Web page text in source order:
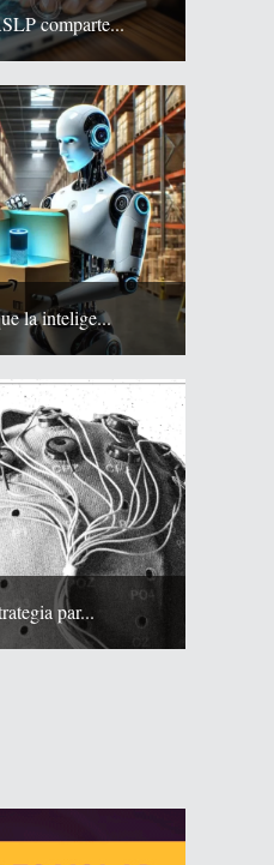
comparte...
la intelige...
par...